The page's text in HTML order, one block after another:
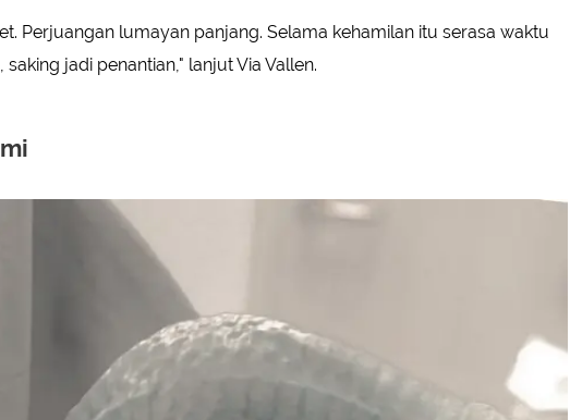
Perjuangan lumayan panjang. Selama kehamilan itu serasa waktu
jadi penantian," lanjut Via Vallen.